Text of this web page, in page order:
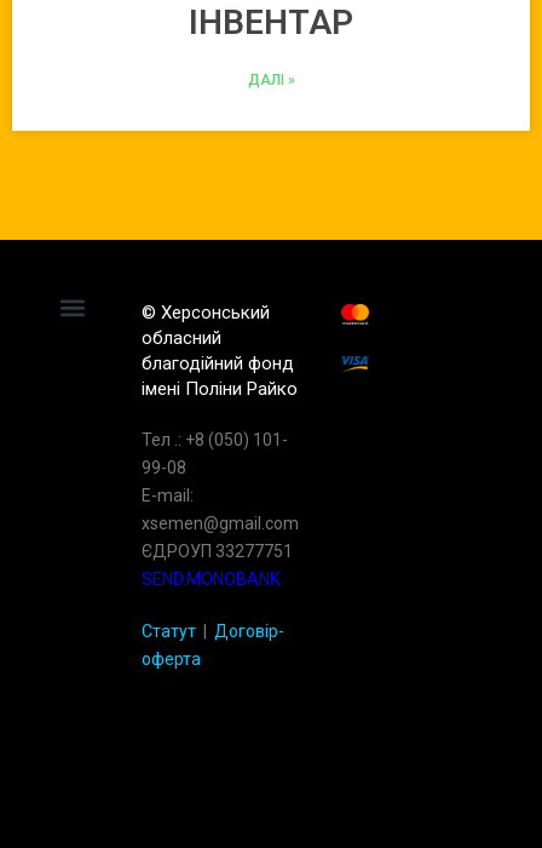
ІНВЕНТАР
ДАЛI »
© Херсонський
обласний
благодiйний фонд
імені Поліни Райко
Тел .: +8 (050) 101-
99-08
E-mail:
xsemen@gmail.com
ЄДРОУП 33277751
SEND.MONOBANK
Статут| Договір-
оферта